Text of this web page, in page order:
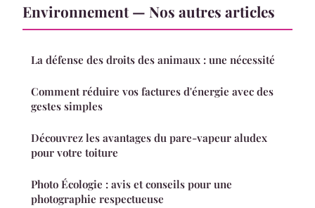
Environnement — Nos autres articles
La défense des droits des animaux : une nécessité
Comment réduire vos factures d'énergie avec des
gestes simples
Découvrez les avantages du pare-vapeur aludex
pour votre toiture
Photo Écologie : avis et conseils pour une
photographie respectueuse